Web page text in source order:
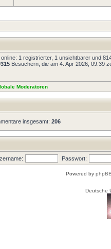
1 registrierter, 1 unsichtbarer und
Besuchern, die am 4. Apr 2026, 09:39
Moderatoren
insgesamt: 206
Passwort:
Powered by
Deutsche